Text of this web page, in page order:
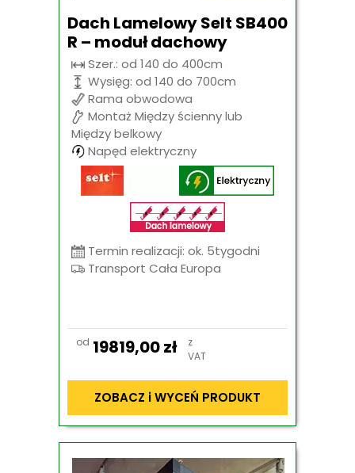
Dach Lamelowy Selt SB400
R – moduł dachowy
Szer.: od 140 do 400cm
Wysięg: od 140 do 700cm
Rama obwodowa
Montaż Między ścienny lub
Między belkowy
Napęd elektryczny
Termin realizacji: ok. 5tygodni
Transport Cała Europa
od 19819,00zł
z
VAT
ZOBACZ i WYCEŃ PRODUKT